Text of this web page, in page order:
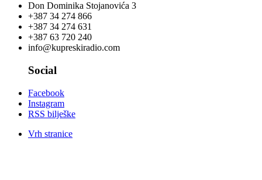
Don Dominika Stojanovića 3
+387 34 274 866
+387 34 274 631
+387 63 720 240
info@kupreskiradio.com
Social
Facebook
Instagram
RSS bilješke
Vrh stranice